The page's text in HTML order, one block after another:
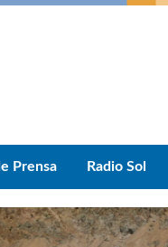
Prensa Radio Sol